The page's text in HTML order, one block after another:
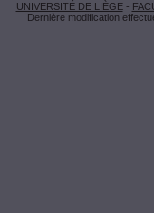
UNIVERSITÉ DE LIÈGE-
Dernière modification